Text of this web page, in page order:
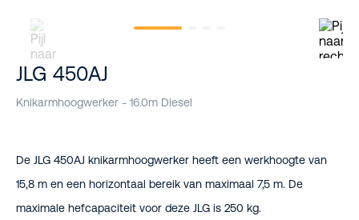
JLG 450AJ
Knikarmhoogwerker - 16.0m Diesel
De JLG 450AJ knikarmhoogwerker heeft een werkhoogte van
15,8 m en een horizontaal bereik van maximaal 7,5 m. De
maximale hefcapaciteit voor deze JLG is 250 kg.